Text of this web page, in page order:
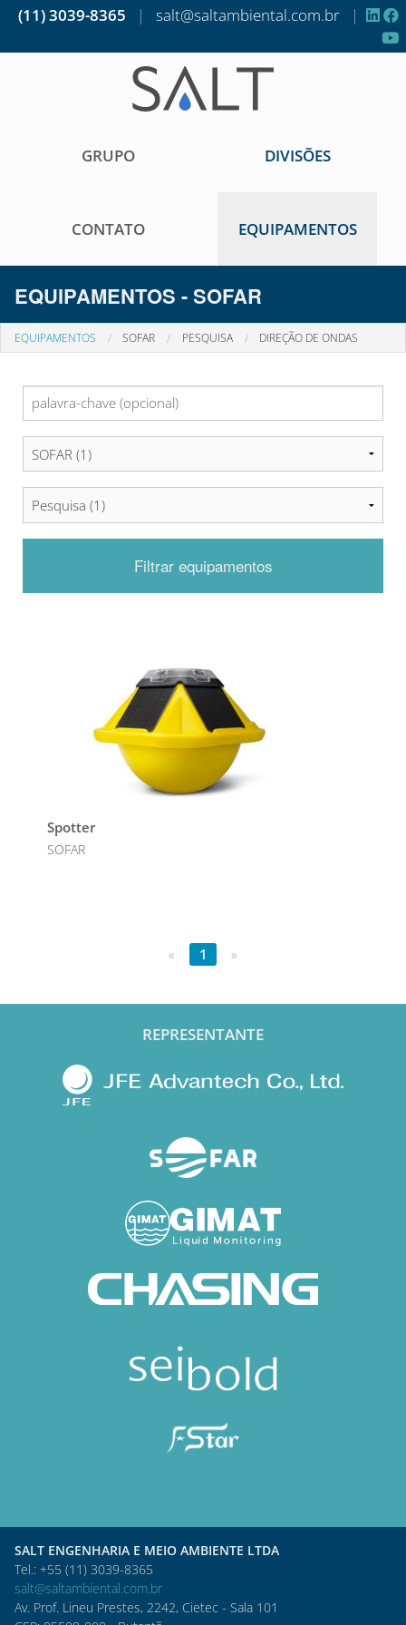
(11) 3039-8365 | salt@saltambiental.com.br |
GRUPO DIVISÕES
CONTATO EQUIPAMENTOS
EQUIPAMENTOS - SOFAR
EQUIPAMENTOS SOFAR PESQUISA DIREÇÃO DE ONDAS
Filtrar equipamentos
Spotter
SOFAR
« 1 »
REPRESENTANTE
SALT ENGENHARIA E MEIO AMBIENTE LTDA
Tel.: +55 (11) 3039-8365
salt@saltambiental.com.br
Av. Prof. Lineu Prestes, 2242, Cietec - Sala 101